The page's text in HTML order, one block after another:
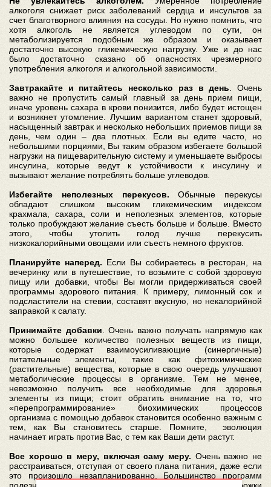
алкоголя снижает риск заболеваний сердца и инсультов за
счет благотворного влияния на сосуды. Но нужно помнить, что
хотя алкоголь не является углеводом по сути, он
метаболизируется подобным же образом и оказывает
достаточно высокую гликемическую нагрузку. Уже и до нас
было достаточно сказано об опасностях чрезмерного
употребления алкоголя и алкогольной зависимости.
Завтракайте и питайтесь несколько раз в день . Очень
важно не пропустить самый главный за день прием пищи,
иначе уровень сахара в крови понизится, либо будет истощен
и возникнет утомление. Лучшим вариантом станет здоровый,
насыщенный завтрак и несколько небольших приемов пищи за
день, чем один – два плотных. Если вы едите часто, но
небольшими порциями, Вы таким образом избегаете большой
нагрузки на пищеварительную систему и уменьшаете выбросы
инсулина, которые ведут к устойчивости к инсулину и
вызывают желание потреблять больше углеводов.
Избегайте неполезных перекусов. Обычные перекусы
обладают слишком высоким гликемическим индексом
крахмала, сахара, соли и неполезных элементов, которые
только пробуждают желание съесть больше и больше. Вместо
этого, чтобы утолить голод лучше перекусить
низкокалорийными овощами или съесть немного фруктов.
Планируйте наперед. Если Вы собираетесь в ресторан, на
вечеринку или в путешествие, то возьмите с собой здоровую
пищу или добавки, чтобы Вы могли придерживаться своей
программы здорового питания. К примеру, лимонный сок и
подсластители на стевии, составят вкусную, но некалорийной
заправкой к салату.
Принимайте добавки . Очень важно получать напрямую как
можно большее количество полезных веществ из пищи,
которые содержат взаимоусиливающие (синергичные)
питательные элементы, такие как фитохимические
(растительные) вещества, которые в свою очередь улучшают
метаболические процессы в организме. Тем не менее,
невозможно получить все необходимые для здоровья
элементы из пищи; стоит обратить внимание на то, что
«перепрограммирование» биохимических процессов
организма с помощью добавок становится особенно важным с
тем, как Вы становитесь старше. Помните, эволюция
начинает играть против Вас, с тем как Ваши дети растут.
Все хорошо в меру, включая саму меру. Очень важно не
расстраиваться, отступая от своего плана питания, даже если
это произошло незапланированно. Большинство программ